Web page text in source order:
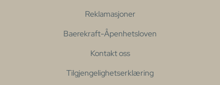
Reklamasjoner
Baerekraft-Åpenhetsloven
Kontakt oss
Tilgjengelighetserklæring